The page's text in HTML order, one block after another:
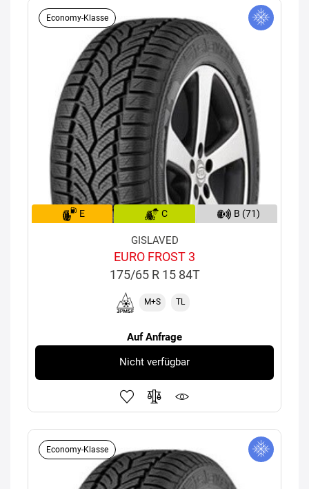
Economy-Klasse
E C B (71)
GISLAVED
EURO FROST 3
175/65 R 15 84T
M+S TL
Auf Anfrage
Nicht verfügbar
Economy-Klasse